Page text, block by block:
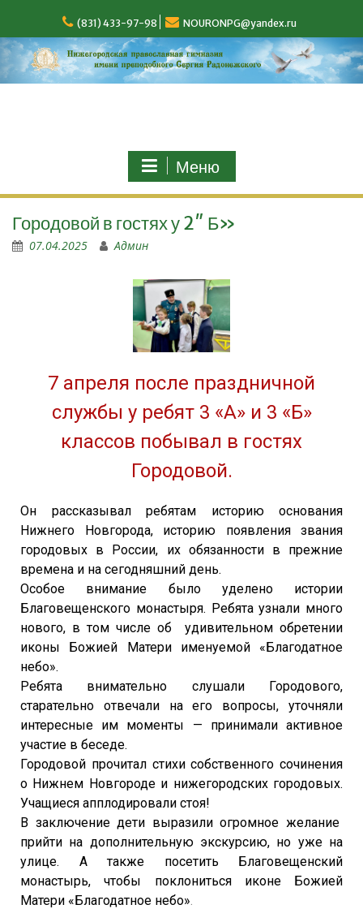
(831) 433-97-98 NOURONPG@yandex.ru
Меню
Городовой в гостях у 2″ Б»
07.04.2025 Админ
7 апреля после праздничной
службы у ребят 3 «А» и 3 «Б»
классов побывал в гостях
Городовой.
Он рассказывал ребятам историю основания
Нижнего Новгорода, историю появления звания
городовых в России, их обязанности в прежние
времена и на сегодняшний день.
Особое внимание было уделено истории
Благовещенского монастыря. Ребята узнали много
нового, в том числе об удивительном обретении
иконы Божией Матери именуемой «Благодатное
небо».
Ребята внимательно слушали Городового,
старательно отвечали на его вопросы, уточняли
интересные им моменты — принимали активное
участие в беседе.
Городовой прочитал стихи собственного сочинения
о Нижнем Новгороде и нижегородских городовых.
Учащиеся апплодировали стоя!
В заключение дети выразили огромное желание
прийти на дополнительную экскурсию, но уже на
улице. А также посетить Благовещенский
монастырь, чтобы поклониться иконе Божией
Матери «Благодатное небо»